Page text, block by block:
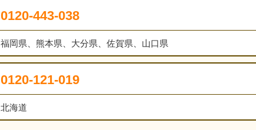
0120-443-038
福岡県、熊本県、大分県、佐賀県、山口県
0120-121-019
北海道